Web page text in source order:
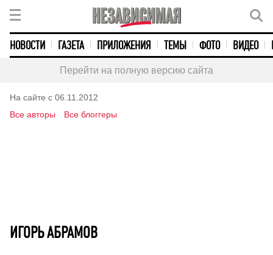
НОВОСТИ ГАЗЕТА ПРИЛОЖЕНИЯ ТЕМЫ ФОТО ВИДЕО
Перейти на полную версию сайта
На сайте с 06.11.2012
Все авторы
Все блоггеры
ИГОРЬ АБРАМОВ